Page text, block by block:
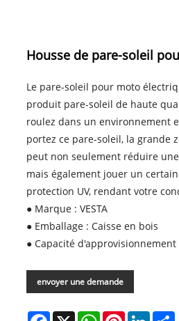
Housse de pare-soleil
Le pare-soleil pour moto
produit pare-soleil de haute
roulez dans un environnement
portez ce pare-soleil, la grande
peut non seulement réduire
mais également jouer un
protection UV, rendant votre
● Marque : VESTA
● Emballage : Caisse en bois
● Capacité d'approvisionnement
envoyer une demande
Facebook
X WhatsAppPinterest